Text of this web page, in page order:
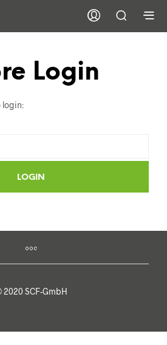
Login
login:
2020 SCF-GmbH